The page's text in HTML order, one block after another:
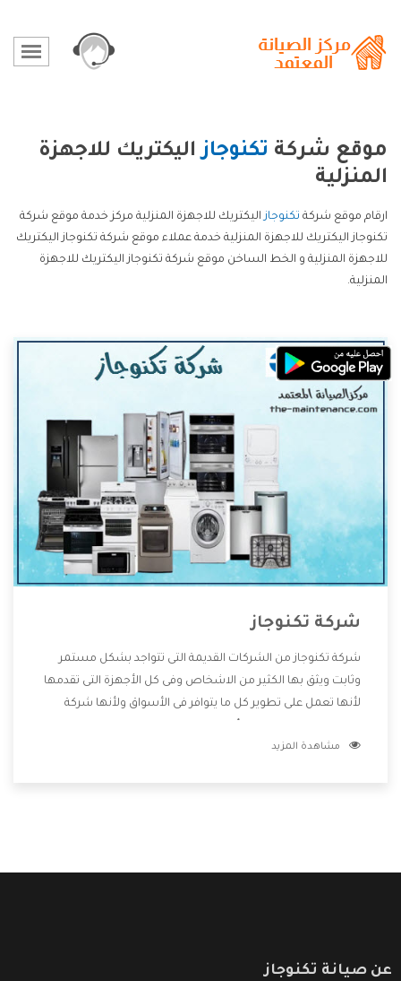
موقع شركة تكنوجازاليكتريك للاجهزة
المنزلية
ارقام موقع شركة تكنوجازاليكتريك للاجهزة المنزلية مركز خدمة موقع شركة
تكنوجاز اليكتريك للاجهزة المنزلية خدمة عملاء موقع شركة تكنوجاز اليكتريك
للاجهزة المنزلية و الخط الساخن موقع شركة تكنوجاز اليكتريك للاجهزة
المنزلية.
شركة تكنوجاز
شركة تكنوجاز من الشركات القديمة التى تتواجد بشكل مستمر
وثابت ويثق بها الكثير من الاشخاص وفى كل الأجهزة التى تقدمها
لأنها تعمل على تطوير كل ما يتوافر فى الأسواق ولأنها شركة
وتقدم للعملاء أقوى العروض والخصومات التى تسهل على
مشاهدة المزيد
عن صيانة تكنوجاز